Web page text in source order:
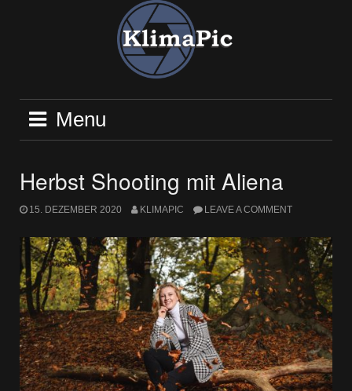
Menu
Herbst Shooting mit Aliena
15. DEZEMBER 2020 KLIMAPIC LEAVE A COMMENT